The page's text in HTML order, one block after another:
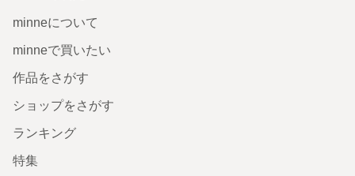
minneについて
minneで買いたい
作品をさがす
ショップをさがす
ランキング
特集